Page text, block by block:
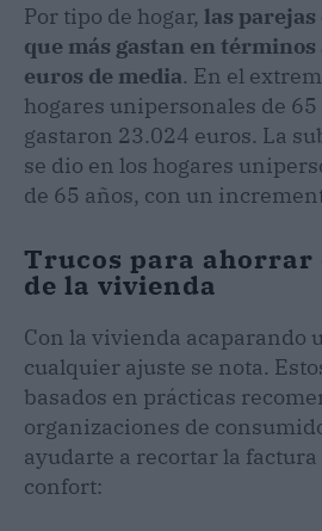
Por tipo de hogar, las parejas
que más gastan en
euros de media. En el
hogares unipersonales de 65
gastaron 23.024 euros. La
se dio en los hogares
de 65 años, con un
Trucos para ahorrar
de la vivienda
Con la vivienda acaparando
cualquier ajuste se nota.
basados en prácticas
organizaciones de
ayudarte a recortar la
confort: